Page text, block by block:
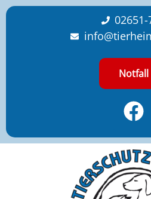
content
Notfall